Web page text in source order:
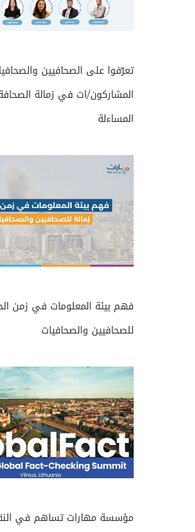
تعرّفوا على الصحافيين
المشاركون/ات في زمالة
المساءلة
فهم بيئة المعلومات في زمن
للصحافيين والصحافيات
مؤسسة مهارات تساهم في